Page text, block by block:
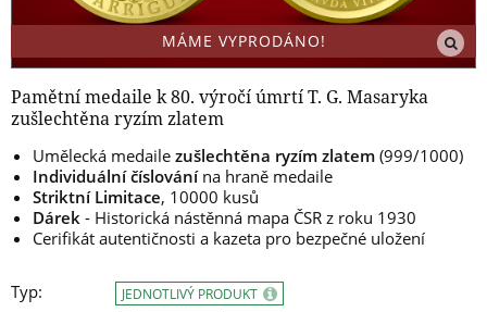
MÁME VYPRODÁNO!
Pamětní medaile k 80. výročí úmrtí T. G. Masaryka
zušlechtěna ryzím zlatem
Umělecká medaile zušlechtěna ryzím zlatem (999/1000)
Individuální číslovánína hraně medaile
Striktní Limitace, 10000 kusů
Dárek - Historická nástěnná mapa ČSR z roku 1930
Cerifikát autentičnosti a kazeta pro bezpečné uložení
Typ:
JEDNOTLIVÝ PRODUKT